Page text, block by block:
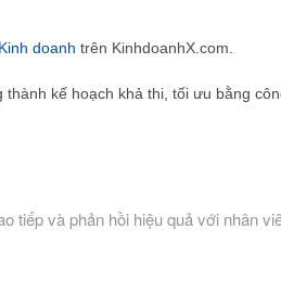
doanh trên KinhdoanhX.com.
kế hoạch khả thi, tối ưu bằng
tiếp và phản hồi hiệu quả với nhân